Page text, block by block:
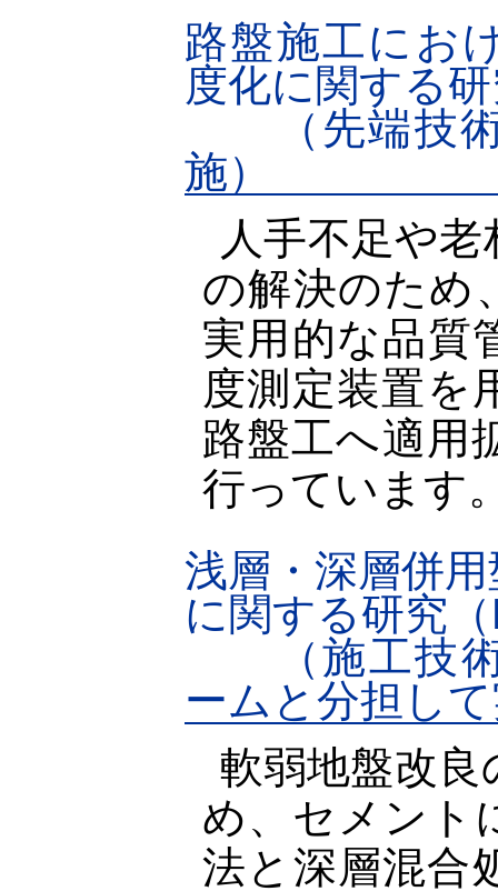
路盤施工にお
度化に関する
（先端技術
施）
人手不足や
の解決のため
実用的な品質
度測定装置を
路盤工へ適用
行っています
浅層・深層併
に関する研究
（施工技術
ームと分担し
軟弱地盤改
め、セメント
法と深層混合